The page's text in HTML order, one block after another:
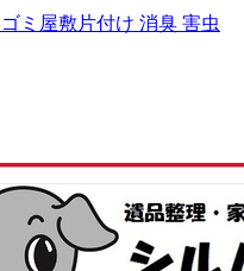
ゴミ屋敷片付け 消臭 害虫